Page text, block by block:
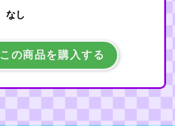
なし
この商品を購入する